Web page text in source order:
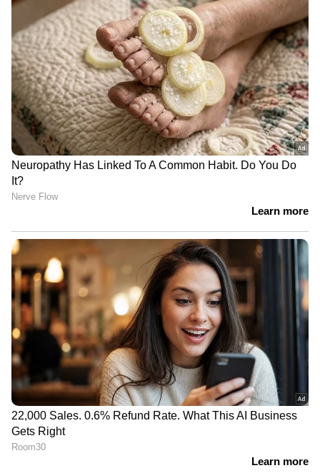
ഹോർമോൺ അസന്തുലിതാവസ്ഥയെ
നിയന്ത്രിക്കാൻ സഹായിക്കും. പ്രത്യേകിച്ച്
ആർത്തവവിരാമ ലക്ഷണങ്ങൾ അനുഭവിക്കുന്ന
സ്ത്രീകളിൽ.
ഉലുവ വെള്ളം പതിവായി കഴിക്കുന്നത്
മുഖക്കുരു കുറയ്ക്കുകയും ചർമ്മത്തിന്റെ
ആരോഗ്യം വർദ്ധിപ്പിക്കുകയും ചർമ്മത്തിന്
നിറം നൽകുകയും സ്വാഭാവിക തിളക്കം
വളർച്ചയെ ഉത്തേജിപ്പിക്കുകയും താരൻ
അല്ലെങ്കിൽ ചൊറിച്ചിൽ പോലുള്ള
തലയോട്ടിയിലെ പ്രശ്നങ്ങൾ തടയുകയും
ചെയ്യുമെന്ന് പഠനങ്ങൾ പറയുന്നു.